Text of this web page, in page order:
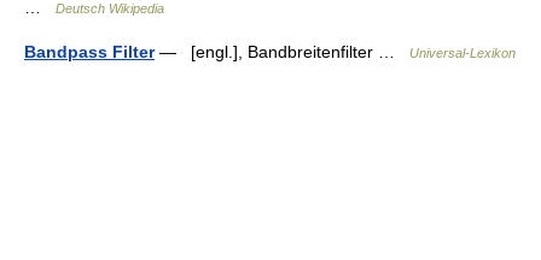
Deutsch Wikipedia
Bandpass Filter— [engl.], Bandbreitenfilter … Universal-Lexikon